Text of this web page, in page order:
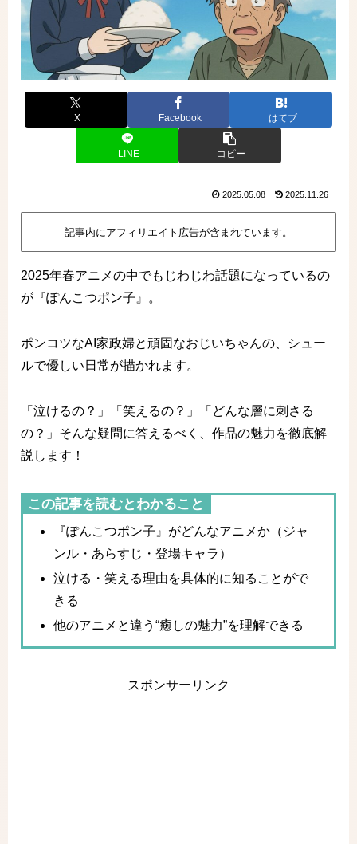
X Facebook はてブ
LINE コピー
2025.05.08 2025.11.26
記事内にアフィリエイト広告が含まれています。
2025年春アニメの中でもじわじわ話題になっているの
が『ぽんこつポン子』。
ポンコツなAI家政婦と頑固なおじいちゃんの、シュー
ルで優しい日常が描かれます。
「泣けるの？」「笑えるの？」「どんな層に刺さる
の？」そんな疑問に答えるべく、作品の魅力を徹底解
説します！
この記事を読むとわかること
『ぽんこつポン子』がどんなアニメか（ジャ
ンル・あらすじ・登場キャラ）
泣ける・笑える理由を具体的に知ることがで
きる
他のアニメと違う“癒しの魅力”を理解できる
スポンサーリンク